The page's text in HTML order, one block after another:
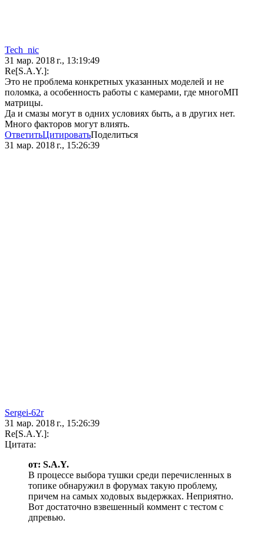
Tech_nic
31 мар. 2018 г., 13:19:49
Re[S.A.Y.]:
Это не проблема конкретных указанных моделей и не
поломка, а особенность работы с камерами, где многоМП
матрицы.
Да и смазы могут в одних условиях быть, а в других нет.
Много факторов могут влиять.
ОтветитьЦитироватьПоделиться
31 мар. 2018 г., 15:26:39
Sergei-62r
31 мар. 2018 г., 15:26:39
Re[S.A.Y.]:
Цитата:
от: S.A.Y.
В процессе выбора тушки среди перечисленных в
топике обнаружил в форумах такую проблему,
причем на самых ходовых выдержках. Неприятно.
Вот достаточно взвешенный коммент с тестом с
дпревью.